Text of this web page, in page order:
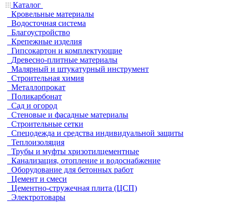
Каталог
Кровельные материалы
Водосточная система
Благоустройство
Крепежные изделия
Гипсокартон и комплектующие
Древесно-плитные материалы
Малярный и штукатурный инструмент
Строительная химия
Металлопрокат
Поликарбонат
Сад и огород
Стеновые и фасадные материалы
Строительные сетки
Спецодежда и средства индивидуальной защиты
Теплоизоляция
Трубы и муфты хризотилцементные
Канализация, отопление и водоснабжение
Оборудование для бетонных работ
Цемент и смеси
Цементно-стружечная плита (ЦСП)
Электротовары